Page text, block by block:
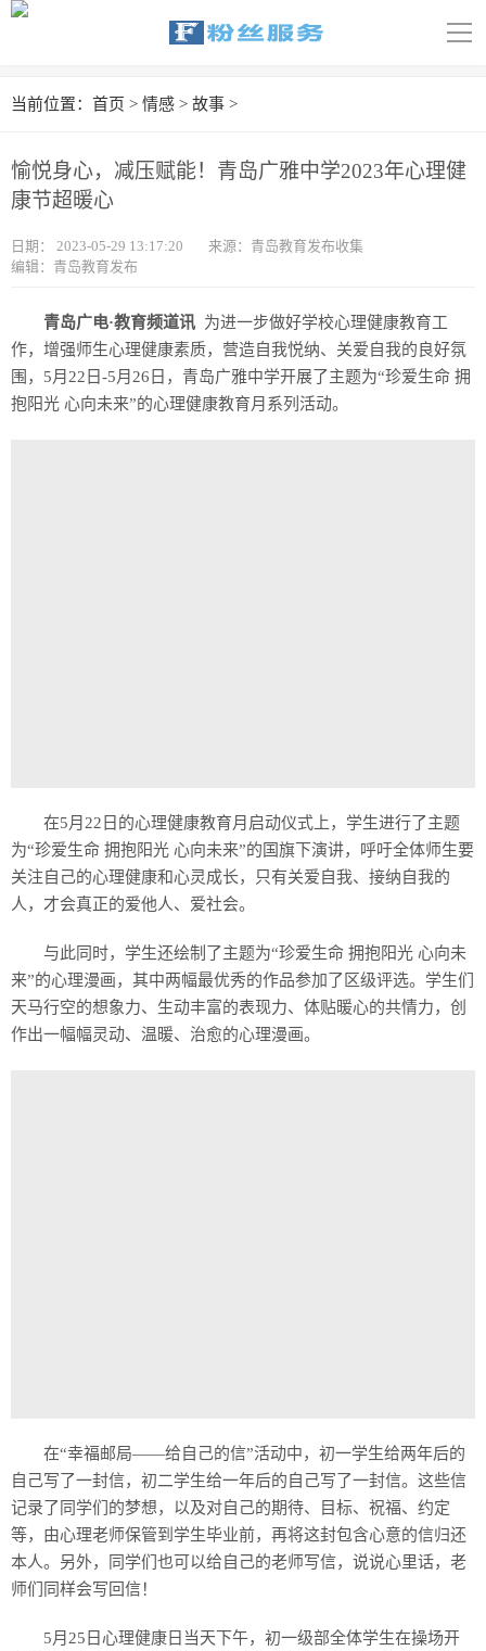
导
首页
娱乐
汽车
财经
旅游
当前位置： 首页 > 情感 > 故事 >
愉悦身心，减压赋能！青岛广雅中学2023年心理健
康节超暖心
日期： 2023-05-29 13:17:20
来源：青岛教育发布收集
编辑：青岛教育发布
青岛广电·教育频道讯 为进一步做好学校心理健康教育工
作，增强师生心理健康素质，营造自我悦纳、关爱自我的良好氛
围，5月22日-5月26日，青岛广雅中学开展了主题为“珍爱生命 拥
抱阳光 心向未来”的心理健康教育月系列活动。
在5月22日的心理健康教育月启动仪式上，学生进行了主题
为“珍爱生命 拥抱阳光 心向未来”的国旗下演讲，呼吁全体师生要
关注自己的心理健康和心灵成长，只有关爱自我、接纳自我的
人，才会真正的爱他人、爱社会。
与此同时，学生还绘制了主题为“珍爱生命 拥抱阳光 心向未
来”的心理漫画，其中两幅最优秀的作品参加了区级评选。学生们
天马行空的想象力、生动丰富的表现力、体贴暖心的共情力，创
作出一幅幅灵动、温暖、治愈的心理漫画。
在“幸福邮局——给自己的信”活动中，初一学生给两年后的
自己写了一封信，初二学生给一年后的自己写了一封信。这些信
记录了同学们的梦想，以及对自己的期待、目标、祝福、约定
等，由心理老师保管到学生毕业前，再将这封包含心意的信归还
本人。另外，同学们也可以给自己的老师写信，说说心里话，老
师们同样会写回信！
5月25日心理健康日当天下午，初一级部全体学生在操场开